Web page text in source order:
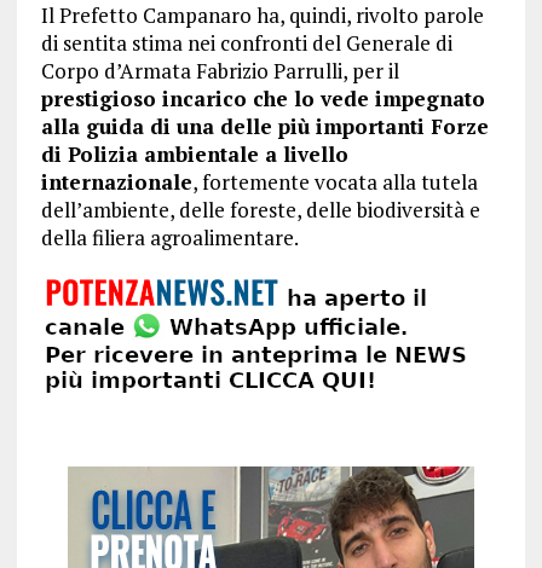
Il Prefetto Campanaro ha, quindi, rivolto parole
di sentita stima nei confronti del Generale di
Corpo d’Armata Fabrizio Parrulli, per il
prestigioso incarico che lo vede impegnato
alla guida di una delle più importanti Forze
di Polizia ambientale a livello
internazionale, fortemente vocata alla tutela
dell’ambiente, delle foreste, delle biodiversità e
della filiera agroalimentare.